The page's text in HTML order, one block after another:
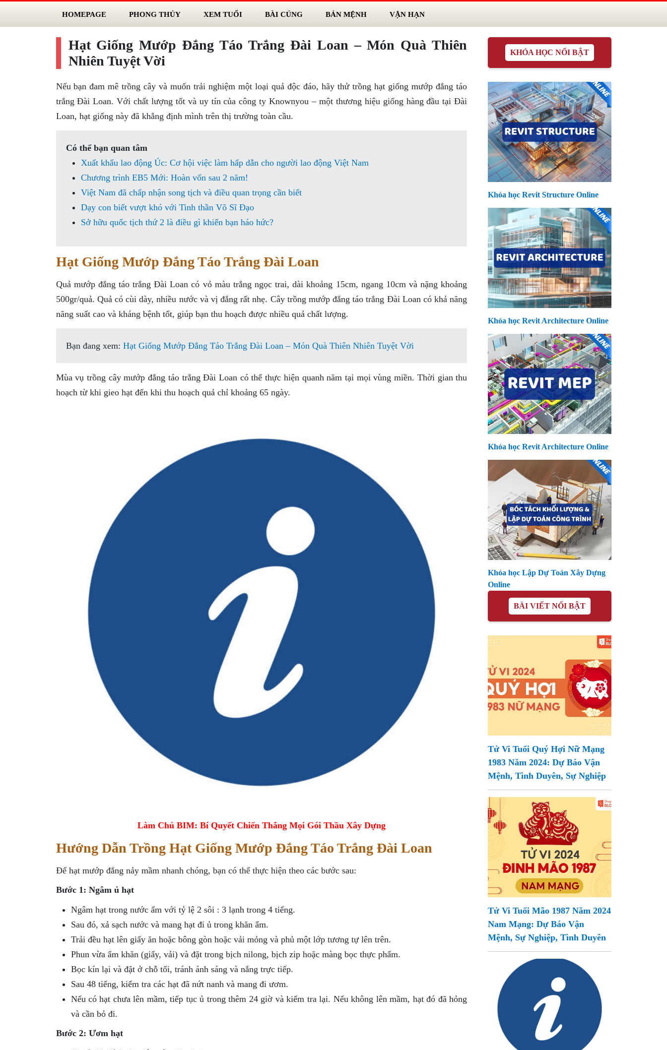
HOMEPAGE PHONG THỦY XEM TUỔI BÀI CÚNG BẢN MỆNH VẬN HẠN
Hạt Giống Mướp Đắng Táo Trắng Đài Loan – Món Quà Thiên
Nhiên Tuyệt Vời
Nếu bạn đam mê trồng cây và muốn trải nghiệm một loại quả độc đáo, hãy thử trồng hạt giống mướp đắng táo
trắng Đài Loan. Với chất lượng tốt và uy tín của công ty Knownyou – một thương hiệu giống hàng đầu tại Đài
Loan, hạt giống này đã khẳng định mình trên thị trường toàn cầu.
Có thể bạn quan tâm
Xuất khẩu lao động Úc: Cơ hội việc làm hấp dẫn cho người lao động Việt Nam
Chương trình EB5 Mới: Hoàn vốn sau 2 năm!
Việt Nam đã chấp nhận song tịch và điều quan trọng cần biết
Dạy con biết vượt khó với Tinh thần Võ Sĩ Đạo
Sở hữu quốc tịch thứ 2 là điều gì khiến bạn háo hức?
Hạt Giống Mướp Đắng Táo Trắng Đài Loan
Quả mướp đắng táo trắng Đài Loan có vỏ màu trắng ngọc trai, dài khoảng 15cm, ngang 10cm và nặng khoảng
500gr/quả. Quả có cùi dày, nhiều nước và vị đắng rất nhẹ. Cây trồng mướp đắng táo trắng Đài Loan có khả năng
năng suất cao và kháng bệnh tốt, giúp bạn thu hoạch được nhiều quả chất lượng.
Bạn đang xem: Hạt Giống Mướp Đắng Táo Trắng Đài Loan – Món Quà Thiên Nhiên Tuyệt Vời
Mùa vụ trồng cây mướp đắng táo trắng Đài Loan có thể thực hiện quanh năm tại mọi vùng miền. Thời gian thu
hoạch từ khi gieo hạt đến khi thu hoạch quả chỉ khoảng 65 ngày.
Làm Chủ BIM: Bí Quyết Chiến Thắng Mọi Gói Thầu Xây Dựng
Hướng Dẫn Trồng Hạt Giống Mướp Đắng Táo Trắng Đài Loan
Để hạt mướp đắng nảy mầm nhanh chóng, bạn có thể thực hiện theo các bước sau:
Bước 1: Ngâm ủ hạt
Ngâm hạt trong nước ấm với tỷ lệ 2 sôi : 3 lạnh trong 4 tiếng.
Sau đó, xả sạch nước và mang hạt đi ủ trong khăn ẩm.
Trải đều hạt lên giấy ăn hoặc bông gòn hoặc vải mỏng và phủ một lớp tương tự lên trên.
Phun vừa ẩm khăn (giấy, vải) và đặt trong bịch nilong, bịch zip hoặc màng bọc thực phẩm.
Bọc kín lại và đặt ở chỗ tối, tránh ánh sáng và nắng trực tiếp.
Sau 48 tiếng, kiểm tra các hạt đã nứt nanh và mang đi ươm.
Nếu có hạt chưa lên mầm, tiếp tục ủ trong thêm 24 giờ và kiểm tra lại. Nếu không lên mầm, hạt đó đã hỏng
và cần bỏ đi.
Bước 2: Ươm hạt
KHÓA HỌC NỔI BẬT
Khóa học Revit Structure Online
Khóa học Revit Architecture Online
Khóa học Revit Architecture Online
Khóa học Lập Dự Toán Xây Dựng
Online
BÀI VIẾT NỔI BẬT
Tử Vi Tuổi Quý Hợi Nữ Mạng
1983 Năm 2024: Dự Báo Vận
Mệnh, Tình Duyên, Sự Nghiệp
Tử Vi Tuổi Mão 1987 Năm 2024
Nam Mạng: Dự Báo Vận
Mệnh, Sự Nghiệp, Tình Duyên